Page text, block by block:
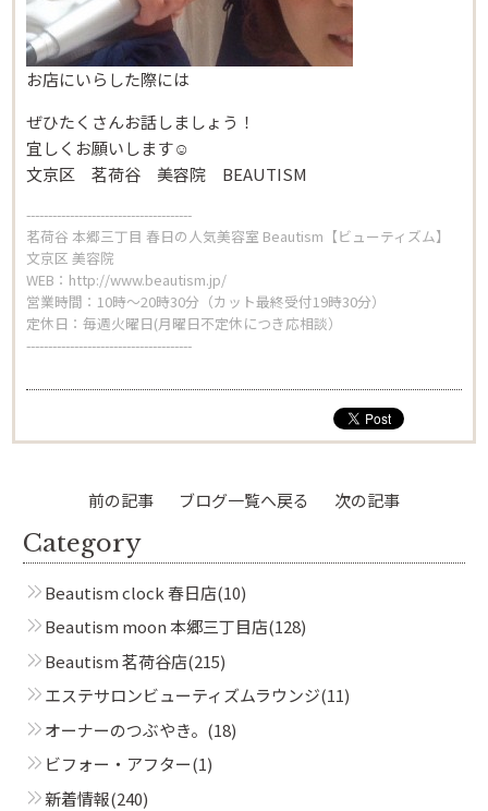
お店にいらした際には
ぜひたくさんお話しましょう！
宜しくお願いします☺︎
文京区 茗荷谷 美容院 BEAUTISM
--------------------------------------
茗荷谷 本郷三丁目 春日の人気美容室 Beautism【ビューティズム】
文京区 美容院
WEB： http://www.beautism.jp/
営業時間：10時～20時30分（カット最終受付19時30分）
定休日：毎週火曜日(月曜日不定休につき応相談）
--------------------------------------
前の記事 ブログ一覧へ戻る 次の記事
Category
Beautism clock 春日店(10)
Beautism moon 本郷三丁目店(128)
Beautism 茗荷谷店(215)
エステサロンビューティズムラウンジ(11)
オーナーのつぶやき。 (18)
ビフォー・アフター(1)
新着情報(240)